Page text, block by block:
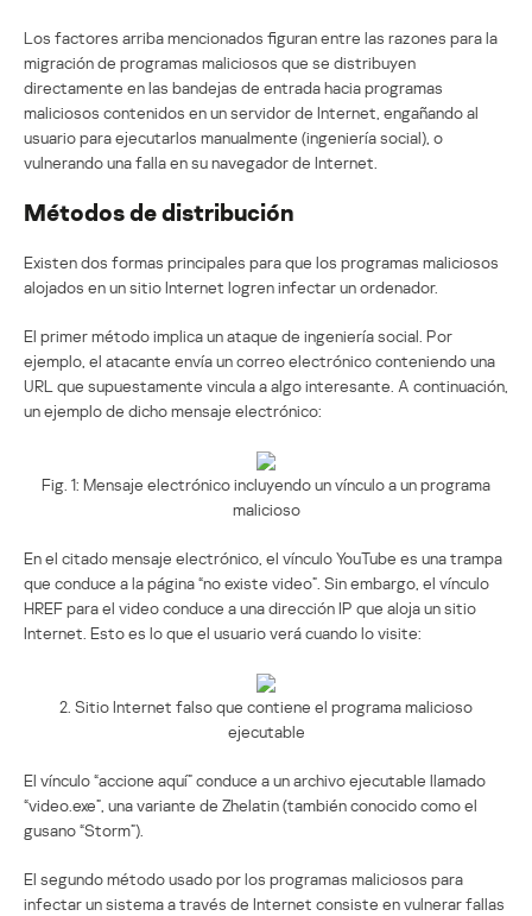
Los factores arriba mencionados figuran entre las razones para la
migración de programas maliciosos que se distribuyen
directamente en las bandejas de entrada hacia programas
maliciosos contenidos en un servidor de Internet, engañando al
usuario para ejecutarlos manualmente (ingeniería social), o
vulnerando una falla en su navegador de Internet.
Métodos de distribución
Existen dos formas principales para que los programas maliciosos
alojados en un sitio Internet logren infectar un ordenador.
El primer método implica un ataque de ingeniería social. Por
ejemplo, el atacante envía un correo electrónico conteniendo una
URL que supuestamente vincula a algo interesante. A continuación,
un ejemplo de dicho mensaje electrónico:
Fig. 1: Mensaje electrónico incluyendo un vínculo a un programa
malicioso
En el citado mensaje electrónico, el vínculo YouTube es una trampa
que conduce a la página “no existe video”. Sin embargo, el vínculo
HREF para el video conduce a una dirección IP que aloja un sitio
Internet. Esto es lo que el usuario verá cuando lo visite:
2. Sitio Internet falso que contiene el programa malicioso
ejecutable
El vínculo “accione aquí” conduce a un archivo ejecutable llamado
“video.exe”, una variante de Zhelatin (también conocido como el
gusano “Storm”).
El segundo método usado por los programas maliciosos para
infectar un sistema a través de Internet consiste en vulnerar fallas